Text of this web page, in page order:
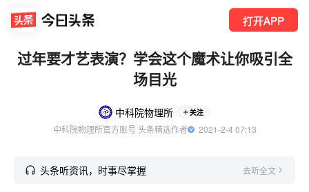
打开APP
过年要才艺表演？学会这个魔术让你吸引全
场目光
中科院物理所 关注
中科院物理所官方账号 头条精选作者
  2021-2-4 07:13
头条听资讯，时事尽掌握 去听全文